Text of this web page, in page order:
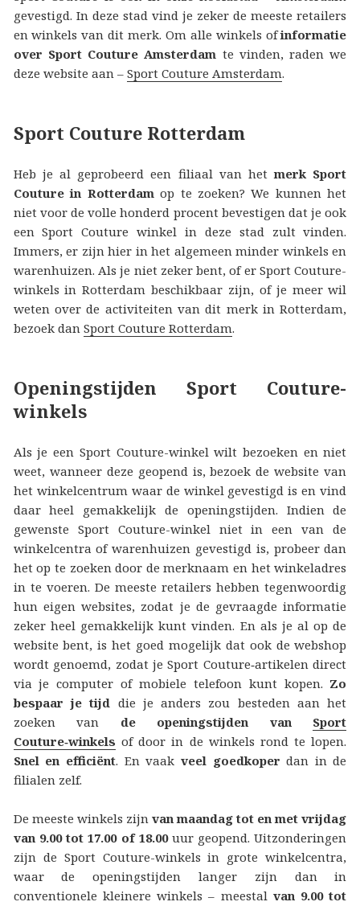
gevestigd. In deze stad vind je zeker de meeste retailers
en winkels van dit merk. Om alle winkels ofinformatie
over Sport Couture Amsterdam te vinden, raden we
deze website aan – Sport Couture Amsterdam.
Sport Couture Rotterdam
Heb je al geprobeerd een filiaal van hetmerk Sport
Couture in Rotterdam op te zoeken? We kunnen het
niet voor de volle honderd procent bevestigen dat je ook
een Sport Couture winkel in deze stad zult vinden.
Immers, er zijn hier in het algemeen minder winkels en
warenhuizen. Als je niet zeker bent, of er Sport Couture-
winkels in Rotterdam beschikbaar zijn, of je meer wil
weten over de activiteiten van dit merk in Rotterdam,
bezoek dan Sport Couture Rotterdam.
Openingstijden Sport Couture-
winkels
Als je een Sport Couture-winkel wilt bezoeken en niet
weet, wanneer deze geopend is, bezoek de website van
het winkelcentrum waar de winkel gevestigd is en vind
daar heel gemakkelijk de openingstijden. Indien de
gewenste Sport Couture-winkel niet in een van de
winkelcentra of warenhuizen gevestigd is, probeer dan
het op te zoeken door de merknaam en het winkeladres
in te voeren. De meeste retailers hebben tegenwoordig
hun eigen websites, zodat je de gevraagde informatie
zeker heel gemakkelijk kunt vinden. En als je al op de
website bent, is het goed mogelijk dat ook de webshop
wordt genoemd, zodat je Sport Couture‑artikelen direct
via je computer of mobiele telefoon kunt kopen. Zo
bespaar je tijd die je anders zou besteden aan het
zoeken van de openingstijden van Sport
Couture‑winkels of door in de winkels rond te lopen.
Snel en efficiënt. En vaak veel goedkoper dan in de
filialen zelf.
De meeste winkels zijn van maandag tot en met vrijdag
van 9.00 tot 17.00 of 18.00uur geopend. Uitzonderingen
zijn de Sport Couture-winkels in grote winkelcentra,
waar de openingstijden langer zijn dan in
conventionele kleinere winkels – meestal van 9.00 tot